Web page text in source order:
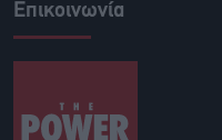
Επικοινωνία